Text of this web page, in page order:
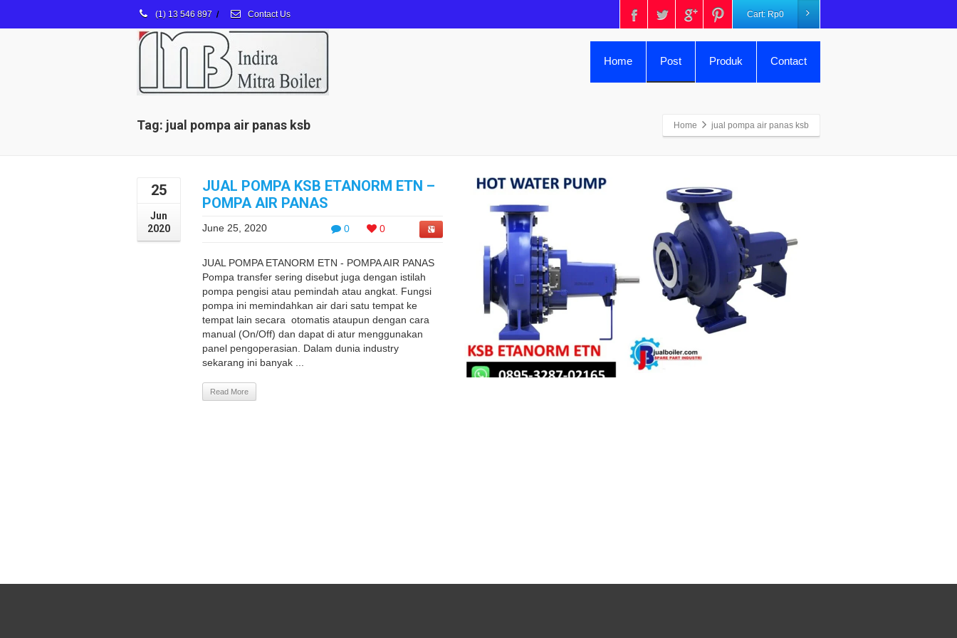
(1) 13 546 897 / Contact Us Cart: Rp0
Home Post Produk Contact
Tag: jual pompa air panas ksb Home jual pompa air panas ksb
25
Jun
2020
JUAL POMPA KSB ETANORM ETN –
POMPA AIR PANAS
0 0
June 25, 2020
JUAL POMPA ETANORM ETN - POMPA AIR PANAS
Pompa transfer sering disebut juga dengan istilah
pompa pengisi atau pemindah atau angkat. Fungsi
pompa ini memindahkan air dari satu tempat ke
tempat lain secara otomatis ataupun dengan cara
manual (On/Off) dan dapat di atur menggunakan
panel pengoperasian. Dalam dunia industry
sekarang ini banyak ...
Read More